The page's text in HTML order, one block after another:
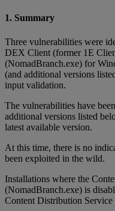
1. Summary
Three vulnerabilities were
DEX Client (former 1E
(NomadBranch.exe) for
(and additional versions
input validation.
The vulnerabilities have
additional versions listed
latest available version.
At this time, there is no
been exploited in the wild.
Installations where the
(NomadBranch.exe) is
Content Distribution